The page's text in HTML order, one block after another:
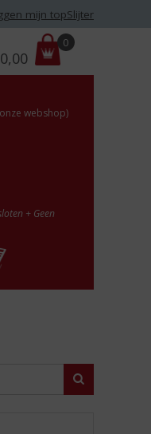
mijn topSlijter
0,00
0
webshop)
+ Geen
Zoeken